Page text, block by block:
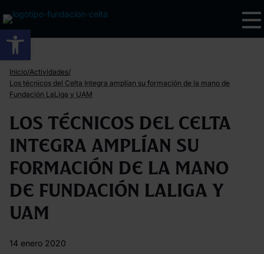
Abrir barra de herramientas
Inicio/Actividades/
Los técnicos del Celta Integra amplían su formación de la mano de
Fundación LaLiga y UAM
Los técnicos del Celta
Integra amplían su
formación de la mano
de Fundación LaLiga y
UAM
14 enero 2020